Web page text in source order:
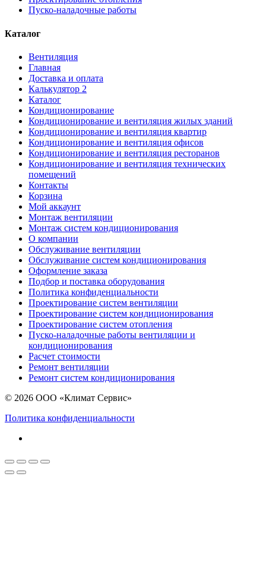
Пуско-наладочные работы
Каталог
Вентиляция
Главная
Доставка и оплата
Калькулятор 2
Каталог
Кондиционирование
Кондиционирование и вентиляция жилых зданий
Кондиционирование и вентиляция квартир
Кондиционирование и вентиляция офисов
Кондиционирование и вентиляция ресторанов
Кондиционирование и вентиляция технических
помещений
Контакты
Корзина
Мой аккаунт
Монтаж вентиляции
Монтаж систем кондиционирования
О компании
Обслуживание вентиляции
Обслуживание систем кондиционирования
Оформление заказа
Подбор и поставка оборудования
Политика конфиденциальности
Проектирование систем вентиляции
Проектирование систем кондиционирования
Проектирование систем отопления
Пуско-наладочные работы вентиляции и
кондиционирования
Расчет стоимости
Ремонт вентиляции
Ремонт систем кондиционирования
© 2026 ООО «Климат Сервис»
Политика конфиденциальности